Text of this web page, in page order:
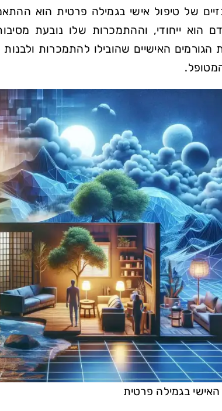
של טיפול אישי בגמילה פרטית הוא
הוא ייחודי, וההתמכרות שלו נובעת
האישיים שהובילו להתמכרות
האישי בגמילה פרטית